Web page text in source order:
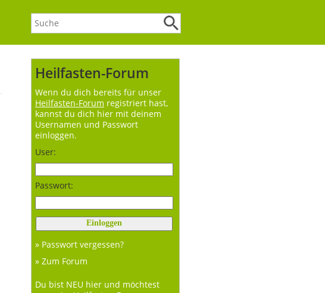
Heilfasten-Forum
Wenn du dich bereits für unser
Heilfasten-Forum registriert hast,
kannst du dich hier mit deinem
Usernamen und Passwort
einloggen.
User:
Passwort:
» Passwort vergessen?
» Zum Forum
Du bist NEU hier und möchtest